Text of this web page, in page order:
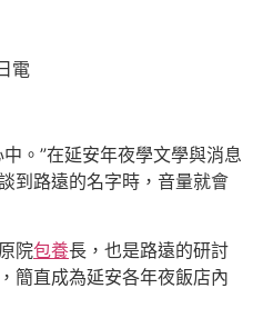
電
。”在延安年夜學文學與消息
到路遠的名字時，音量就會
院包養長，也是路遠的研討
簡直成為延安各年夜飯店內